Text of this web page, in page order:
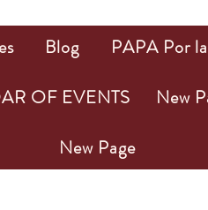
Blog PAPA Por
OF EVENTS New
New Page